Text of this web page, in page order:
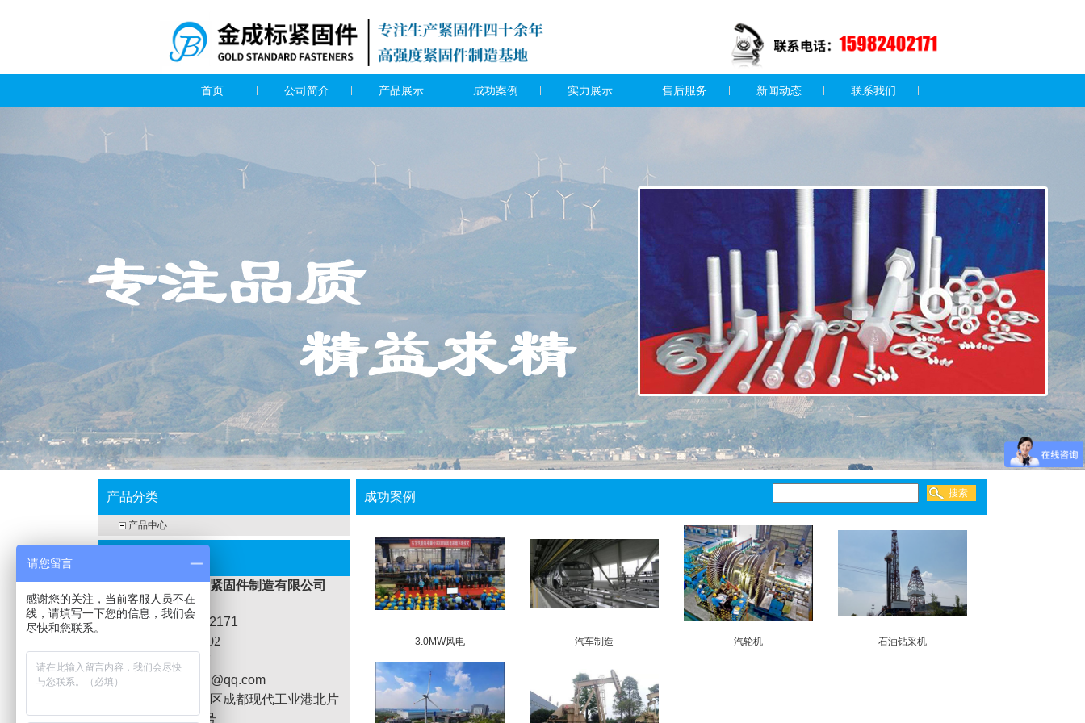
首页 公司简介 产品展示 成功案例 实力展示 售后服务 新闻动态 联系我们
产品分类
产品中心
成都金成标高强度紧固件制造有限公司
田先生：15982402171
：028-87980392
Q Q：476148997
邮箱：476148997@qq.com
成都市郫都区成都现代工业港北片
区港东北二路610号
成功案例
3.0MW风电 汽车制造 汽轮机 石油钻采机
请您留言
感谢您的关注，当前客服人员不在
线，请填写一下您的信息，我们会
尽快和您联系。